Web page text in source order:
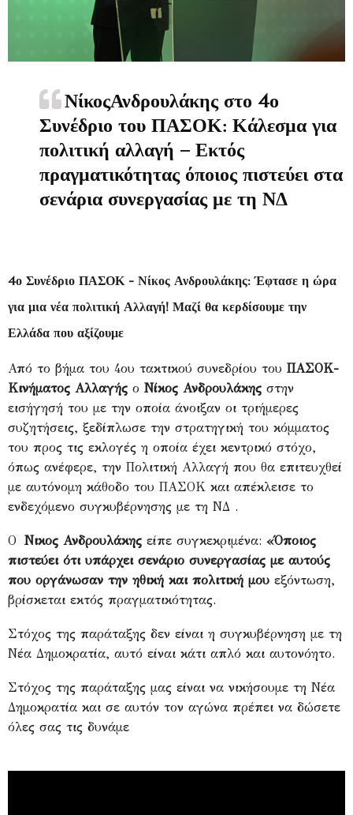
ΝίκοςΑνδρουλάκης στο 4ο
Συνέδριο του ΠΑΣΟΚ: Κάλεσμα για
πολιτική αλλαγή – Εκτός
πραγματικότητας όποιος πιστεύει στα
σενάρια συνεργασίας με τη ΝΔ
4ο Συνέδριο ΠΑΣΟΚ - Νίκος Ανδρουλάκης: Έφτασε η ώρα
για μια νέα πολιτική Αλλαγή! Μαζί θα κερδίσουμε την
Ελλάδα που αξίζουμε
Από το βήμα του 4ου τακτικού συνεδρίου του ΠΑΣΟΚ-
Κινήματος Αλλαγής ο Νίκος Ανδρουλάκης στην
εισήγησή του με την οποία άνοιξαν οι τριήμερες
συζητήσεις, ξεδίπλωσε την στρατηγική του κόμματος
του προς τις εκλογές η οποία έχει κεντρικό στόχο,
όπως ανέφερε, την Πολιτική Αλλαγή που θα επιτευχθεί
με αυτόνομη κάθοδο του ΠΑΣΟΚ και απέκλεισε το
ενδεχόμενο συγκυβέρνησης με τη ΝΔ .
Ο Nικος Ανδρουλάκης είπε συγκεκριμένα: «Όποιος
πιστεύει ότι υπάρχει σενάριο συνεργασίας με αυτούς
που οργάνωσαν την ηθική και πολιτική μου εξόντωση,
βρίσκεται εκτός πραγματικότητας.
Στόχος της παράταξης δεν είναι η συγκυβέρνηση με τη
Νέα Δημοκρατία, αυτό είναι κάτι απλό και αυτονόητο.
Στόχος της παράταξης μας είναι να νικήσουμε τη Νέα
Δημοκρατία και σε αυτόν τον αγώνα πρέπει να δώσετε
όλες σας τις δυνάμε